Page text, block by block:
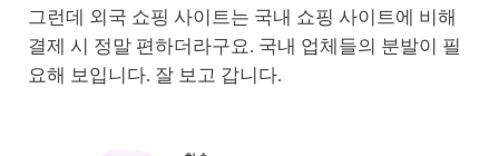
그런데 외국 쇼핑 사이트는 국내 쇼핑 사이트에 비해
결제 시 정말 편하더라구요. 국내 업체들의 분발이 필
요해 보입니다. 잘 보고 갑니다.